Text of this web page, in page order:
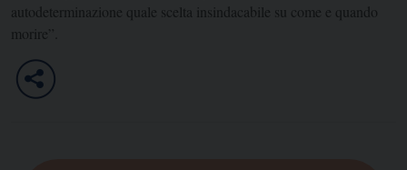
autodeterminazione quale scelta insindacabile su come e quando
morire”.